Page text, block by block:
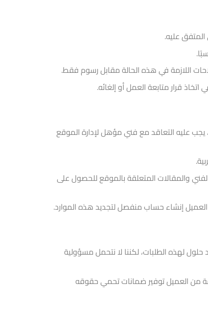
عليه.
اللازمة في هذه الحالة مقابل رسوم فقط.
قرار متابعة العمل أو إلغائه.
يجب عليه التعاقد مع فني مؤهل لإدارة الموقع
والمقالات المتعلقة بالموقع للحصول على
لهذه الطلبات، لكننا لا نتحمل مسؤولية
من العميل توفير ضمانات تحمي حقوقه